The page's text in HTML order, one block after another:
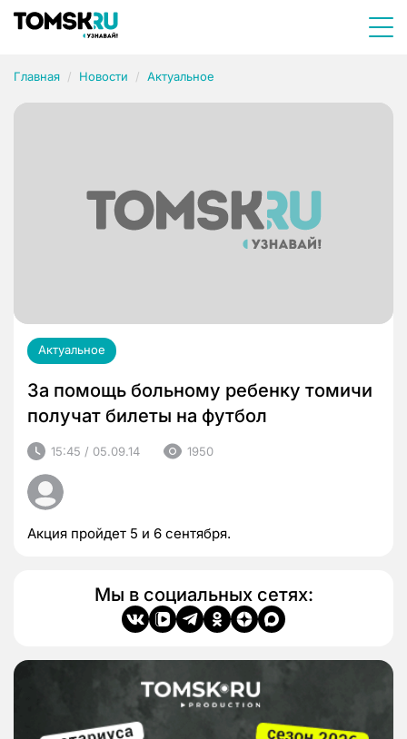
Главная Новости Актуальное
Актуальное
За помощь больному ребенку томичи
получат билеты на футбол
15:45 / 05.09.14 1950
Акция пройдет 5 и 6 сентября.
Мы в социальных сетях: